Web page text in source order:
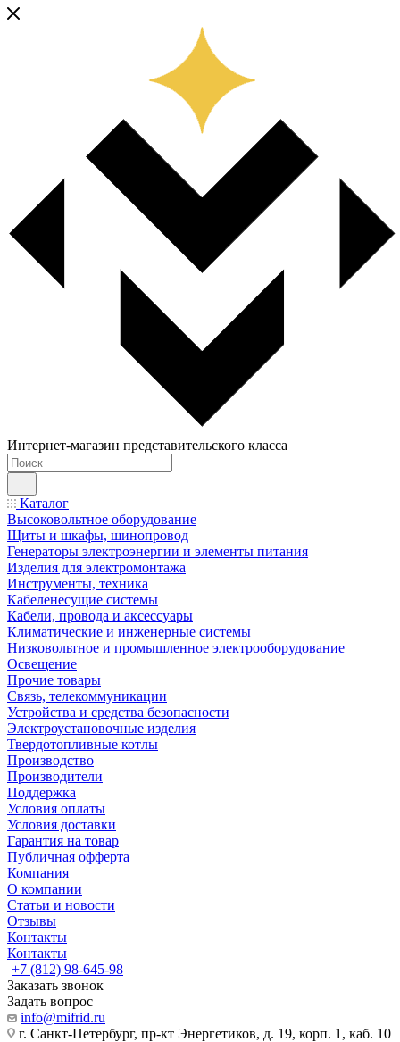
Интернет-магазин представительского класса
Каталог
Высоковольтное оборудование
Щиты и шкафы, шинопровод
Генераторы электроэнергии и элементы питания
Изделия для электромонтажа
Инструменты, техника
Кабеленесущие системы
Кабели, провода и аксессуары
Климатические и инженерные системы
Низковольтное и промышленное электрооборудование
Освещение
Прочие товары
Связь, телекоммуникации
Устройства и средства безопасности
Электроустановочные изделия
Твердотопливные котлы
Производство
Производители
Поддержка
Условия оплаты
Условия доставки
Гарантия на товар
Публичная офферта
Компания
О компании
Статьи и новости
Отзывы
Контакты
Контакты
+7 (812) 98-645-98
Заказать звонок
Задать вопрос
info@mifrid.ru
г. Санкт-Петербург, пр-кт Энергетиков, д. 19, корп. 1, каб. 10